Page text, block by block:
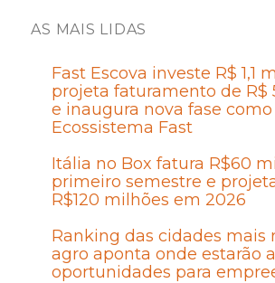
AS MAIS LIDAS
Fast Escova investe R$ 1,1
projeta faturamento de R$
e inaugura nova fase como
Ecossistema Fast
Itália no Box fatura R$60
primeiro semestre e
R$120 milhões em 2026
Ranking das cidades mais
agro aponta onde estarão
oportunidades para